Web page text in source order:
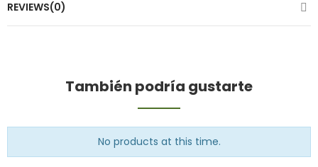
REVIEWS(0)
También podría gustarte
No products at this time.